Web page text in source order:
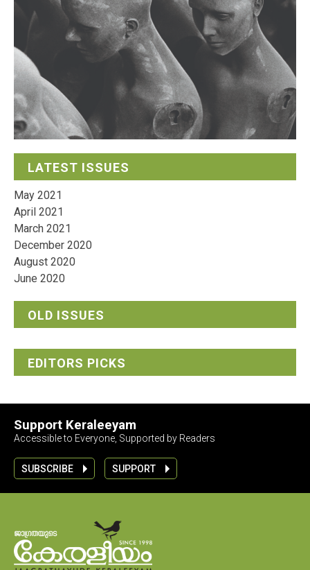
LATEST ISSUES
May 2021
April 2021
March 2021
December 2020
August 2020
June 2020
OLD ISSUES
EDITORS PICKS
Support Keraleeyam
Accessible to Everyone, Supported by Readers
SUBSCRIBE SUPPORT